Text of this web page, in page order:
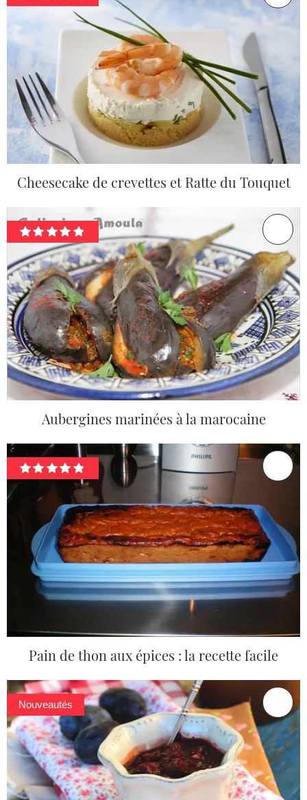
Cheesecake de crevettes et Ratte du Touquet
Aubergines marinées à la marocaine
Pain de thon aux épices : la recette facile
Nouveautés